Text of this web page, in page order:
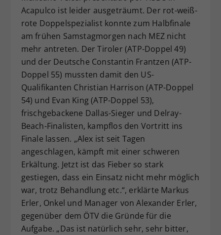
Acapulco ist leider ausgeträumt. Der rot-weiß-
rote Doppelspezialist konnte zum Halbfinale
am frühen Samstagmorgen nach MEZ nicht
mehr antreten. Der Tiroler (ATP-Doppel 49)
und der Deutsche Constantin Frantzen (ATP-
Doppel 55) mussten damit den US-
Qualifikanten Christian Harrison (ATP-Doppel
54) und Evan King (ATP-Doppel 53),
frischgebackene Dallas-Sieger und Delray-
Beach-Finalisten, kampflos den Vortritt ins
Finale lassen. „Alex ist seit Tagen
angeschlagen, kämpft mit einer schweren
Erkältung. Jetzt ist das Fieber so stark
gestiegen, dass ein Einsatz nicht mehr möglich
war, trotz Behandlung etc.“, erklärte Markus
Erler, Onkel und Manager von Alexander Erler,
gegenüber dem ÖTV die Gründe für die
Aufgabe. „Das ist natürlich sehr, sehr bitter,
Zweck
Dieser Wert speichert Ihre Consent-
Einstellungen. Unter anderem eine
zufällig generierte ID, für die
historische Speicherung Ihrer
vorgenommen Einstellungen, falls der
Webseiten-Betreiber dies eingestellt
hat.